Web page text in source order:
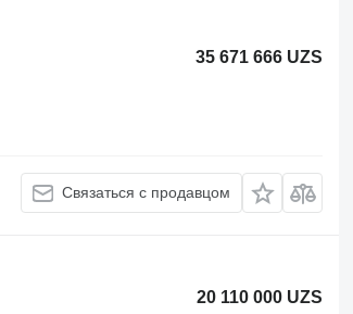
35 671 666 UZS
Связаться с продавцом
20 110 000 UZS